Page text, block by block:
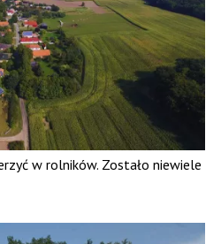
w rolników. Zostało niewiele